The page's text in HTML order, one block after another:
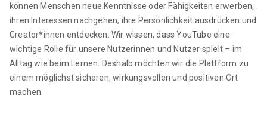
können Menschen neue Kenntnisse oder Fähigkeiten erwerben,
ihren Interessen nachgehen, ihre Persönlichkeit ausdrücken und
Creator*innen entdecken. Wir wissen, dass YouTube eine
wichtige Rolle für unsere Nutzerinnen und Nutzer spielt – im
Alltag wie beim Lernen. Deshalb möchten wir die Plattform zu
einem möglichst sicheren, wirkungsvollen und positiven Ort
machen.